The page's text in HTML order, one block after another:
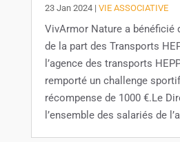
23 Jan 2024| VIE ASSOCIATIVE
VivArmor Nature a bénéficié
de la part des Transports
l’agence des transports
remporté un challenge
récompense de 1000 €.Le
l’ensemble des salariés de